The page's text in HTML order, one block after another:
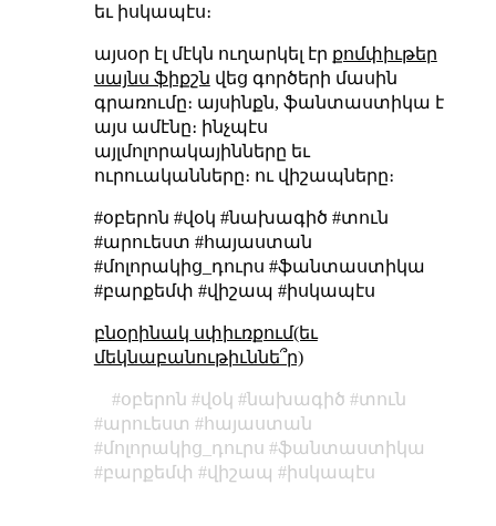
եւ իսկապէս։
այսօր էլ մէկն ուղարկել էր քոմփիւթեր
սայնս ֆիքշն վեց գործերի մասին
գրառումը։ այսինքն, ֆանտաստիկա է
այս ամէնը։ ինչպէս
այլմոլորակայինները եւ
ուրուականները։ ու վիշապները։
#օբերոն #վօկ #նախագիծ #տուն
#արուեստ #հայաստան
#մոլորակից_դուրս #ֆանտաստիկա
#բարքեմփ #վիշապ #իսկապէս
բնօրինակ սփիւռքում(եւ
մեկնաբանութիւննե՞ր)
օբերոն վօկ նախագիծ
տուն
արուեստ
հայաստան
մոլորակից_դուրս
ֆանտաստիկա
բարքեմփ
վիշապ իսկապէս